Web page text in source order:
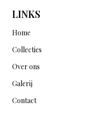
LINKS
Home
Collecties
Over ons
Galerij
Contact